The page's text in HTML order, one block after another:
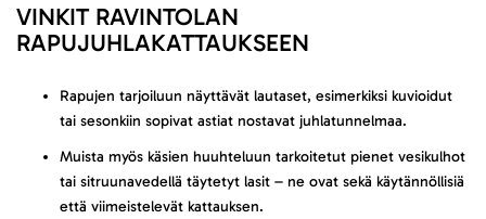
VINKIT RAVINTOLAN
RAPUJUHLAKATTAUKSEEN
Rapujen tarjoiluun näyttävät lautaset, esimerkiksi kuvioidut
tai sesonkiin sopivat astiat nostavat juhlatunnelmaa.
Muista myös käsien huuhteluun tarkoitetut pienet vesikulhot
tai sitruunavedellä täytetyt lasit – ne ovat sekä käytännöllisiä
että viimeistelevät kattauksen.